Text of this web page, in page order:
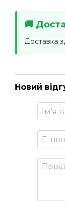
🚚
Доставка
Новий